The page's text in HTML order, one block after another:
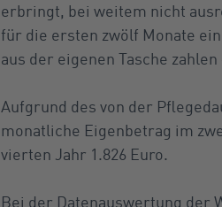
erbringt, bei weitem nicht
für die ersten zwölf Monate
aus der eigenen Tasche
Aufgrund des von der
monatliche Eigenbetrag im
vierten Jahr 1.826 Euro.
Bei der Datenauswertung der